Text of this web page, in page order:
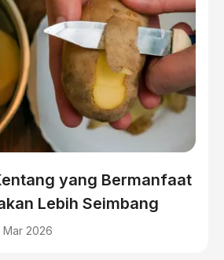
yang Bermanfaat
Lebih Seimbang
Mar 2026